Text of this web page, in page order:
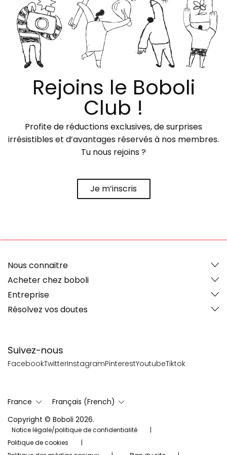
Rejoins le Boboli
Club !
Profite de réductions exclusives, de surprises
irrésistibles et d’avantages réservés à nos membres.
Tu nous rejoins ?
Je m’inscris
Suivez-nous
FacebookTwitterInstagramPinterestYoutubeTiktok
Nous connaitre
Acheter chez boboli
Entreprise
Résolvez vos doutes
France
Français (French)
Copyright © Boboli 2026.
Notice légale/politique de confidentialité
Politique de cookies